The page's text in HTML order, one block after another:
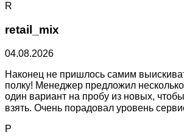
R
retail_mix
04.08.2026
Наконец не пришлось самим
полку! Менеджер предложил
один вариант на пробу из новых,
взять. Очень порадовал уровень
P